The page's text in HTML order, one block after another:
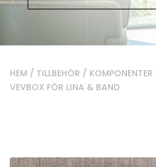
HEM / TILLBEHÖR /
VEVBOX FÖR LINA & BAND